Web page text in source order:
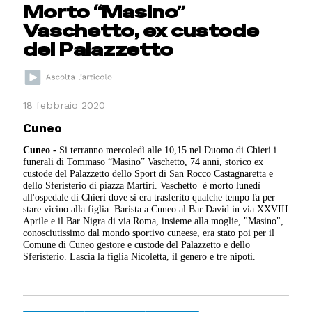
Morto “Masino”
Vaschetto, ex custode
del Palazzetto
18 febbraio 2020
Cuneo
Cuneo - Si terranno mercoledì alle 10,15 nel Duomo di Chieri i
funerali di Tommaso “Masino” Vaschetto, 74 anni, storico ex
custode del Palazzetto dello Sport di San Rocco Castagnaretta e
dello Sferisterio di piazza Martiri. Vaschetto è morto lunedì
all'ospedale di Chieri dove si era trasferito qualche tempo fa per
stare vicino alla figlia. Barista a Cuneo al Bar David in via XXVIII
Aprile e il Bar Nigra di via Roma, insieme alla moglie, "Masino",
conosciutissimo dal mondo sportivo cuneese, era stato poi per il
Comune di Cuneo gestore e custode del Palazzetto e dello
Sferisterio. Lascia la figlia Nicoletta, il genero e tre nipoti.